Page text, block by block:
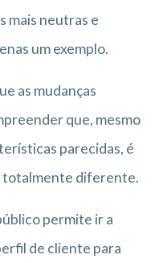
mais neutras e
um exemplo.
as mudanças
que, mesmo
parecidas, é
totalmente diferente.
permite ir a
de cliente para